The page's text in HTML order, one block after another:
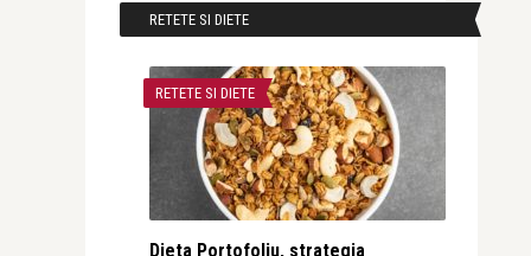
RETETE SI DIETE
RETETE SI DIETE
Dieta Portofoliu, strategia